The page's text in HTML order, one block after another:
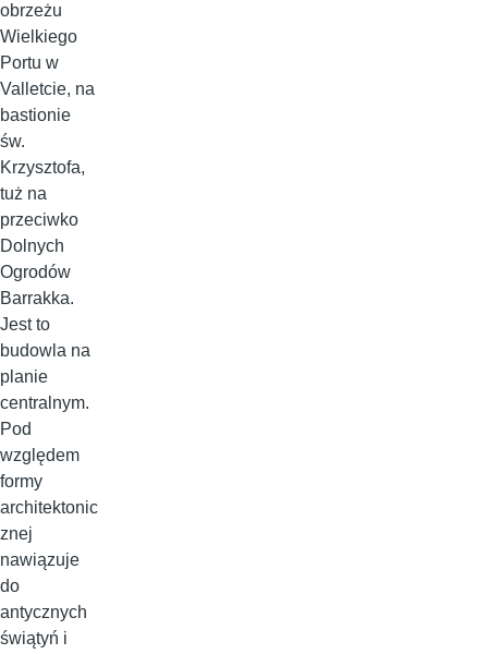
obrzeżu
Wielkiego
Portu w
Valletcie, na
bastionie
św.
Krzysztofa,
tuż na
przeciwko
Dolnych
Ogrodów
Barrakka.
Jest to
budowla na
planie
centralnym.
Pod
względem
formy
architektonic
znej
nawiązuje
do
antycznych
świątyń i